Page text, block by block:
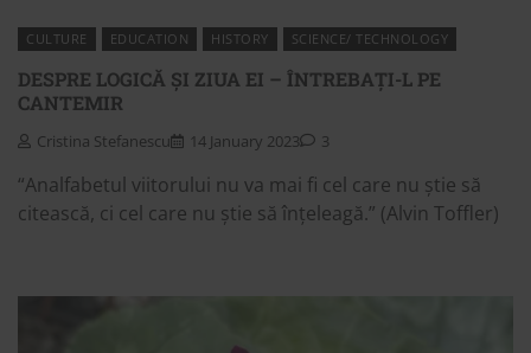
CULTURE EDUCATION HISTORY SCIENCE/ TECHNOLOGY
DESPRE LOGICĂ ȘI ZIUA EI – ÎNTREBAȚI-L PE
CANTEMIR
Cristina Stefanescu 14 January 2023 3
“Analfabetul viitorului nu va mai fi cel care nu știe să
citească, ci cel care nu știe să înțeleagă.” (Alvin Toffler)